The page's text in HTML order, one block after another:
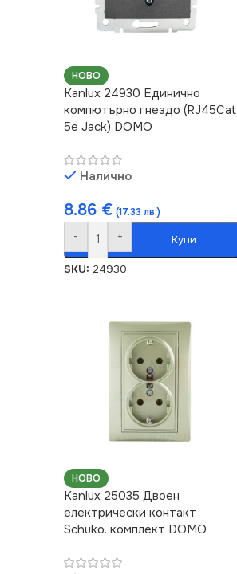
НОВО
Kanlux 24930 Единично
компютърно гнездо (RJ45Cat
5e Jack) DOMO
Налично
8.86 € (17.33 лв.)
- + Купи
SKU: 24930
НОВО
Kanlux 25035 Двоен
електрически контакт
Schuko. комплект DOMO